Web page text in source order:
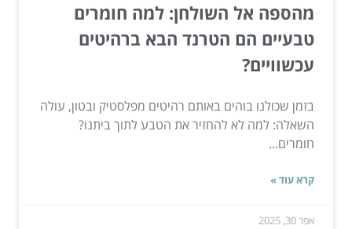
מהספה אל השולחן: למה חומרים
טבעיים הם הטרנד הבא ברהיטים
עכשוויים?
בזמן שכולנו בוהים באותם רהיטים מפלסטיק ובטון, עולה
השאלה: למה לא להחזיר את הטבע לתוך ביתנו?
חומרים...
קרא עוד »
אפר 30, 2025